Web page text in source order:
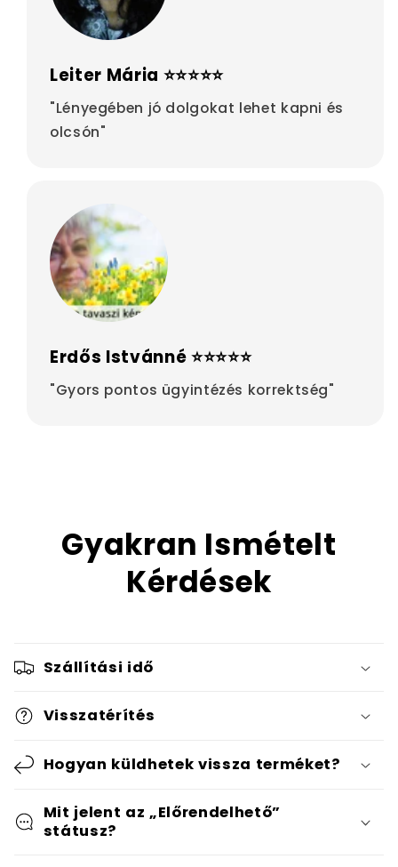
Leiter Mária ⭐⭐⭐⭐⭐
"Lényegében jó dolgokat lehet kapni és
olcsón"
Erdős Istvánné ⭐⭐⭐⭐⭐
"Gyors pontos ügyintézés korrektség"
Gyakran Ismételt
Kérdések
Szállítási idő
Visszatérítés
Hogyan küldhetek vissza terméket?
Mit jelent az „Előrendelhető”
státusz?